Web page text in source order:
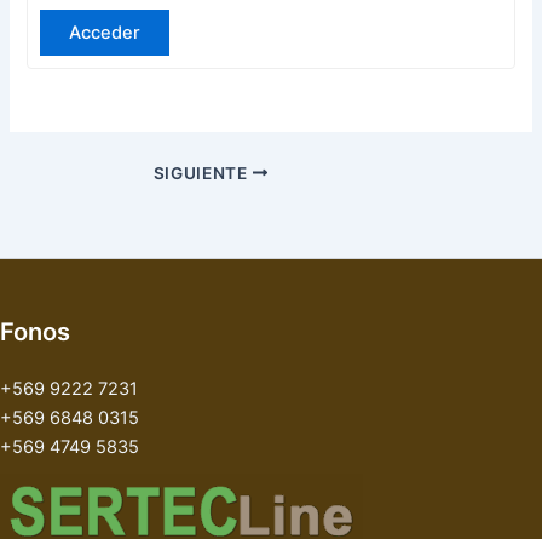
Acceder
SIGUIENTE
Fonos
+569 9222 7231
+569 6848 0315
+569 4749 5835